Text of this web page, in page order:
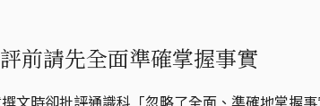
前請先全面準確掌握事實
文時卻批評通識科「忽略了全面、準確地掌握